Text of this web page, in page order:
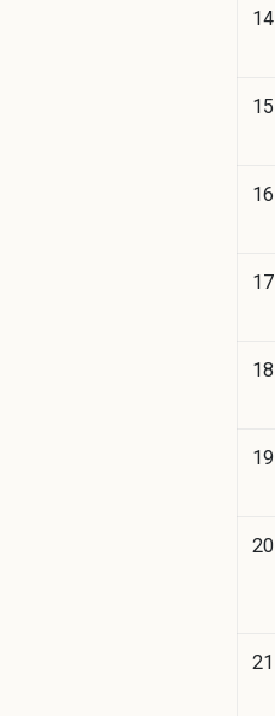
14
15
16
17
18
19
20
21